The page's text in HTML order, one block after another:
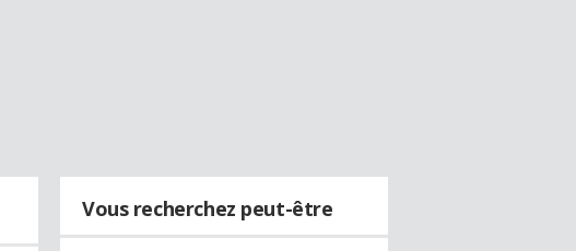
Vous recherchez peut-être